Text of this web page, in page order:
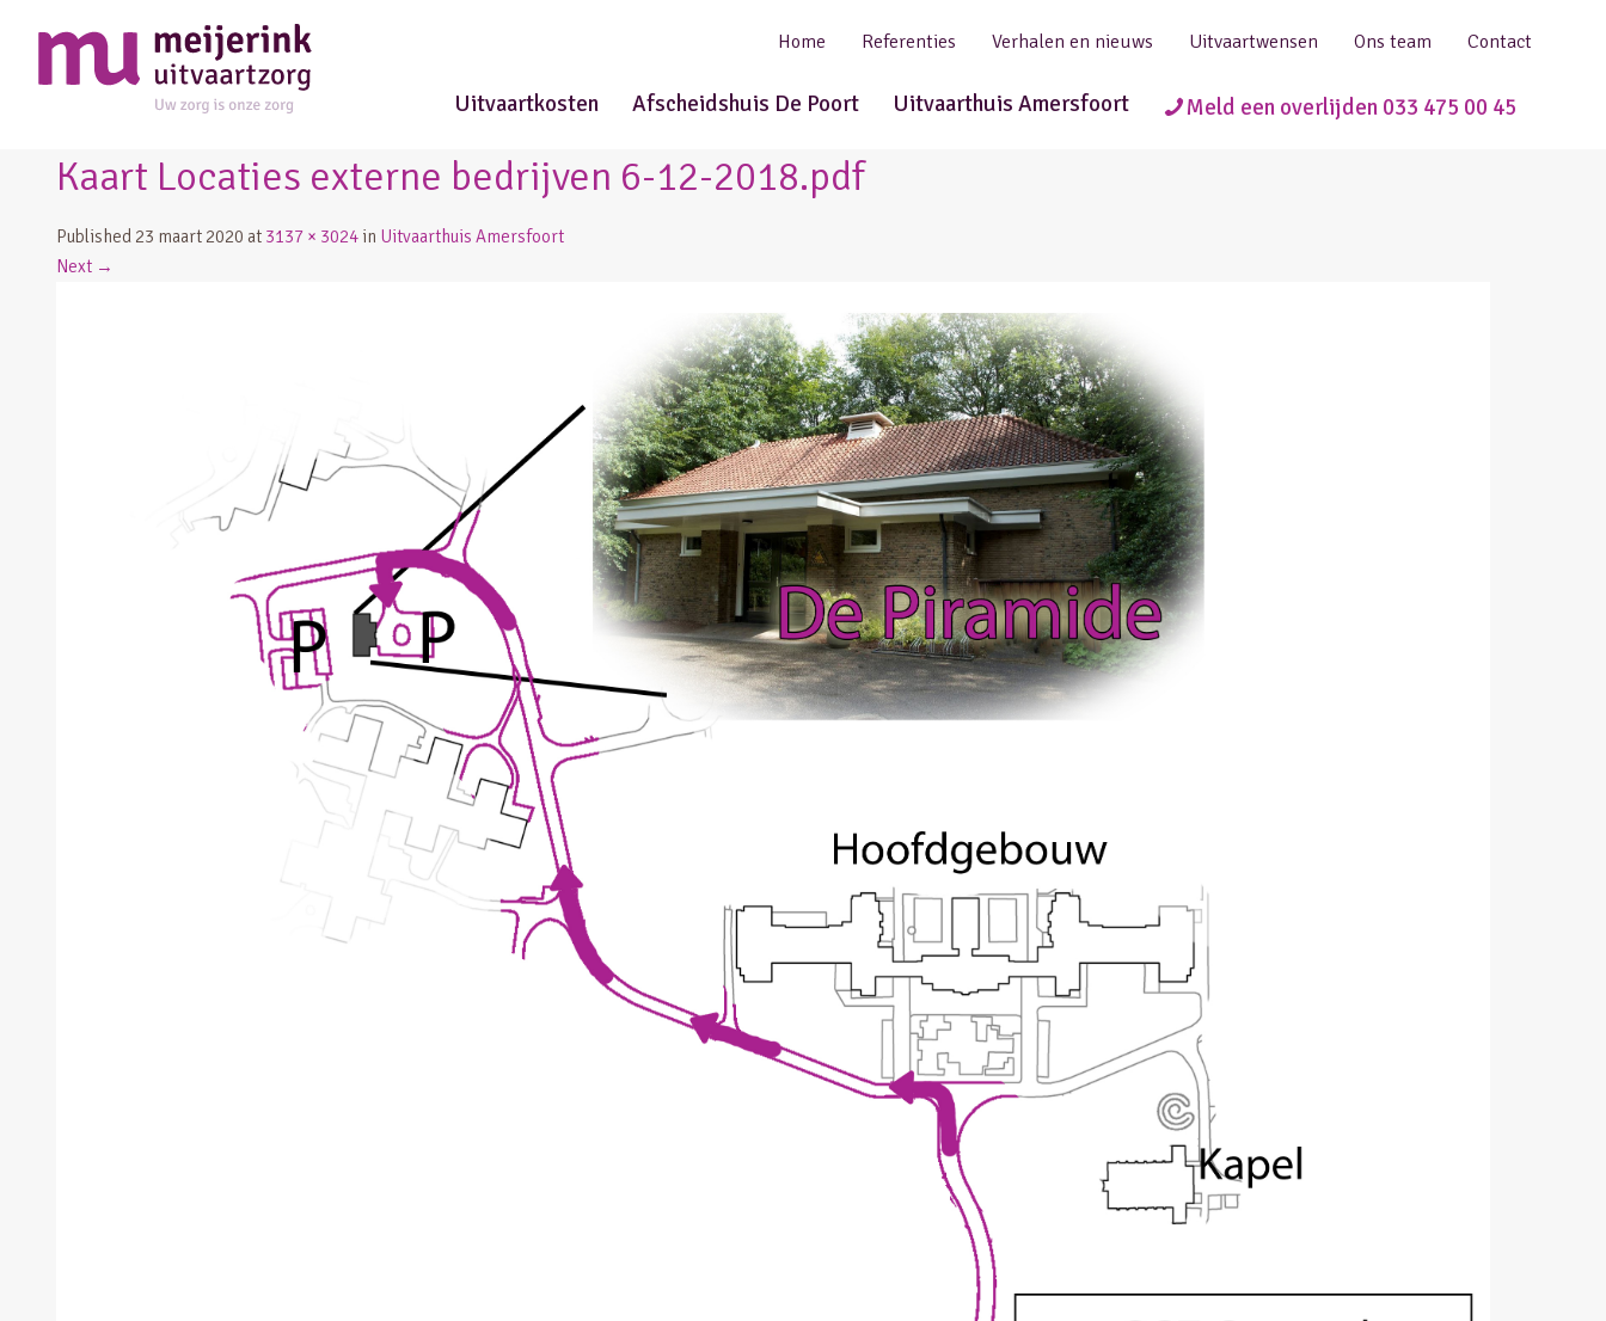
Home Referenties Verhalen en nieuws Uitvaartwensen Ons team Contact
Uitvaartkosten Afscheidshuis De Poort Uitvaarthuis Amersfoort Meld een overlijden 033 475 00 45
Kaart Locaties externe bedrijven 6-12-2018.pdf
Published 23 maart 2020 at 3137 × 3024 in Uitvaarthuis Amersfoort
Next →